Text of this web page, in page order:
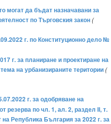
могат да бъдат назначавани за
по Търговския закон(
г. по Конституционно дело №
г. за планиране и проектиране на
на урбанизираните територии(
г. за одобряване на
по чл. 1, ал. 2, раздел ІІ, т.
Република България за 2022 г. за